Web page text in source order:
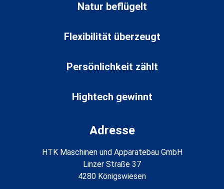
Natur beflügelt
Flexibilität überzeugt
Persönlichkeit zählt
Hightech gewinnt
Adresse
HTK Maschinen und Apparatebau GmbH
Linzer Straße 37
4280 Königswiesen